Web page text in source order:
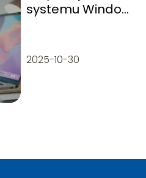
systemu Windows
2025-10-30